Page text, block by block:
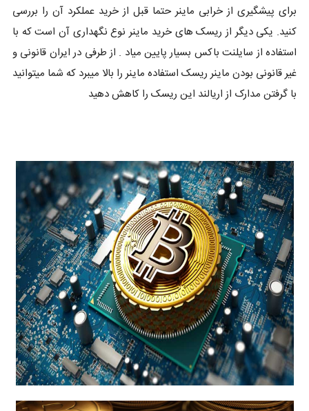
برای پیشگیری از خرابی ماینر حتما قبل از خرید عملکرد آن را بررسی
کنید. یکی دیگر از ریسک های خرید ماینر نوع نگهداری آن است که با
استفاده از سایلنت باکس بسیار پایین میاد . از طرفی در ایران قانونی و
غیر قانونی بودن ماینر ریسک استفاده ماینر را بالا میبرد که شما میتوانید
با گرفتن مدارک از اریالند این ریسک را کاهش دهید